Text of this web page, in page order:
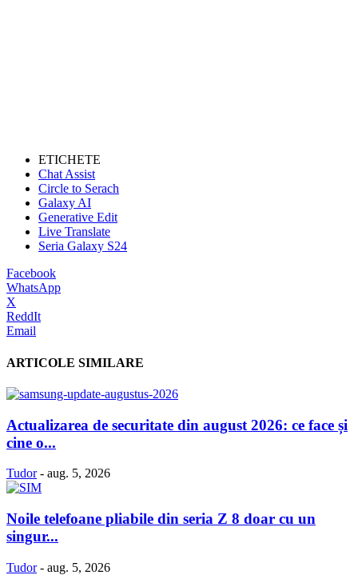
ETICHETE
Chat Assist
Circle to Serach
Galaxy AI
Generative Edit
Live Translate
Seria Galaxy S24
Facebook
WhatsApp
X
ReddIt
Email
ARTICOLE SIMILARE
Actualizarea de securitate din august 2026: ce face și
cine o...
Tudor - aug. 5, 2026
Noile telefoane pliabile din seria Z 8 doar cu un
singur...
Tudor - aug. 5, 2026